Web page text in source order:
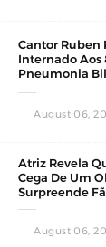
Cantor Ruben
Internado Aos
Pneumonia
August 06,
Atriz Revela
Cega De Um
Surpreende
August 06,